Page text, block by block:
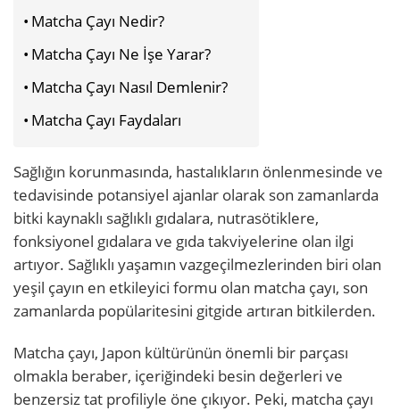
Matcha Çayı Nedir?
Matcha Çayı Ne İşe Yarar?
Matcha Çayı Nasıl Demlenir?
Matcha Çayı Faydaları
Sağlığın korunmasında, hastalıkların önlenmesinde ve
tedavisinde potansiyel ajanlar olarak son zamanlarda
bitki kaynaklı sağlıklı gıdalara, nutrasötiklere,
fonksiyonel gıdalara ve gıda takviyelerine olan ilgi
artıyor. Sağlıklı yaşamın vazgeçilmezlerinden biri olan
yeşil çayın en etkileyici formu olan matcha çayı, son
zamanlarda popülaritesini gitgide artıran bitkilerden.
Matcha çayı, Japon kültürünün önemli bir parçası
olmakla beraber, içeriğindeki besin değerleri ve
benzersiz tat profiliyle öne çıkıyor. Peki, matcha çayı